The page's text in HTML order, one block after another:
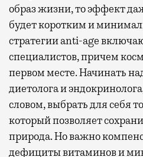
образ жизни, то эффект
будет коротким и
стратегии anti-age
специалистов, причем
первом месте. Начинать
диетолога и
словом, выбрать для себя
который позволяет
природа. Но важно
дефициты витаминов и